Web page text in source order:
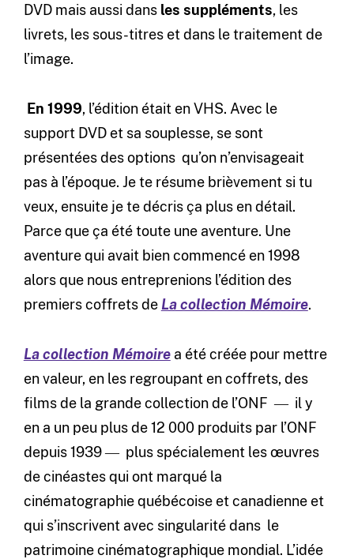
DVD mais aussi dans les suppléments, les
livrets, les sous-titres et dans le traitement de
l’image.
En 1999, l’édition était en VHS. Avec le
support DVD et sa souplesse, se sont
présentées des options qu’on n’envisageait
pas à l’époque. Je te résume brièvement si tu
veux, ensuite je te décris ça plus en détail.
Parce que ça été toute une aventure. Une
aventure qui avait bien commencé en 1998
alors que nous entreprenions l’édition des
premiers coffrets de La collection Mémoire.
La collection Mémoirea été créée pour mettre
en valeur, en les regroupant en coffrets, des
films de la grande collection de l’ONF ― il y
en a un peu plus de 12 000 produits par l’ONF
depuis 1939 ― plus spécialement les œuvres
de cinéastes qui ont marqué la
cinématographie québécoise et canadienne et
qui s’inscrivent avec singularité dans le
patrimoine cinématographique mondial. L’idée